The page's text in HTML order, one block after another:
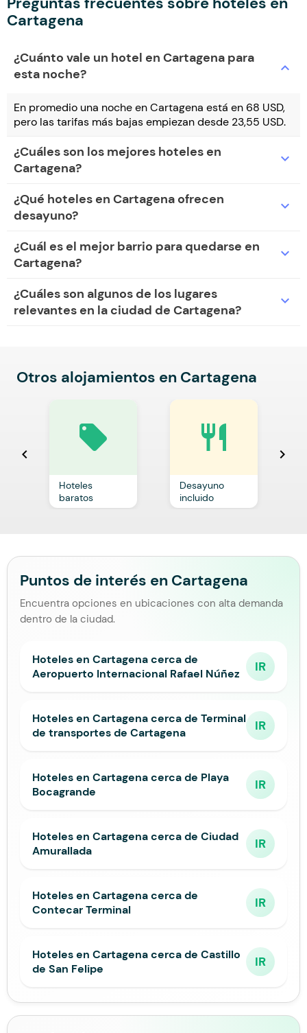
Cartagena
¿Cuánto vale un hotel en Cartagena para
esta noche?
expand_more
En promedio una noche en Cartagena está en 68 USD,
pero las tarifas más bajas empiezan desde 23,55 USD.
¿Cuáles son los mejores hoteles en
Cartagena?
expand_more
¿Qué hoteles en Cartagena ofrecen
desayuno?
expand_more
¿Cuál es el mejor barrio para quedarse en
Cartagena?
expand_more
¿Cuáles son algunos de los lugares
relevantes en la ciudad de Cartagena?
expand_more
Otros alojamientos en Cartagena
chevron_left
local_offer
Hoteles
baratos
restaurant
Desayuno
incluido
chevron_right
Puntos de interés en Cartagena
Encuentra opciones en ubicaciones con alta demanda
dentro de la ciudad.
Hoteles en Cartagena cerca de
Aeropuerto Internacional Rafael Núñez
IR
Hoteles en Cartagena cerca de Terminal
de transportes de Cartagena
IR
Hoteles en Cartagena cerca de Playa
Bocagrande
IR
Hoteles en Cartagena cerca de Ciudad
Amurallada
IR
Hoteles en Cartagena cerca de
Contecar Terminal
IR
Hoteles en Cartagena cerca de Castillo
de San Felipe
IR